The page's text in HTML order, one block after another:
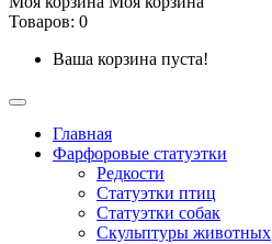
Товаров: 0
Ваша корзина пуста!
Главная
Фарфоровые статуэтки
Редкости
Cтатуэтки птиц
Cтатуэтки собак
Скульптуры животных